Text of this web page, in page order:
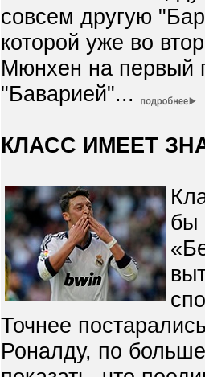
совсем другую
которой уже во
Мюнхен на первый
"Баварией"...
КЛАСС ИМЕЕТ
бы
Точнее
Роналду, по